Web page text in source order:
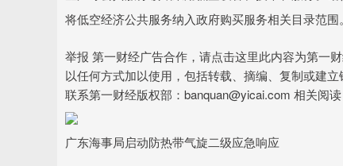
将低空经济公共服务纳入政府购买服务相关目录范围。
举报 第一财经广告合作，请点击这里此内容为第一
以任何方式加以使用，包括转载、摘编、复制或建
联系第一财经版权部：banquan@yicai.com 相关阅读
广东海事局启动防热带气旋二级应急响应